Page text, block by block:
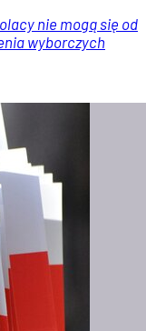
nie mogą się od
wyborczych